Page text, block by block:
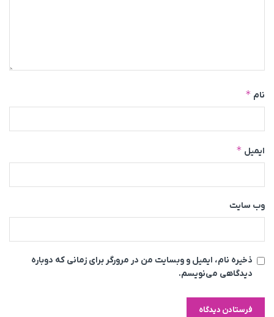
نام *
ایمیل *
وب‌ سایت
ذخیره نام، ایمیل و وبسایت من در مرورگر برای زمانی که دوباره
دیدگاهی می‌نویسم.